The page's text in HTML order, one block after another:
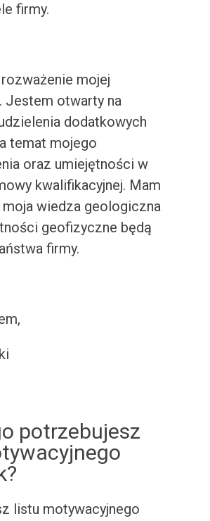
firmy.
mojej
Jestem otwarty na
dodatkowych
temat mojego
oraz umiejętności w
kwalifikacyjnej. Mam
moja wiedza geologiczna
geofizyczne będą
firmy.
potrzebujesz
listu motywacyjnego